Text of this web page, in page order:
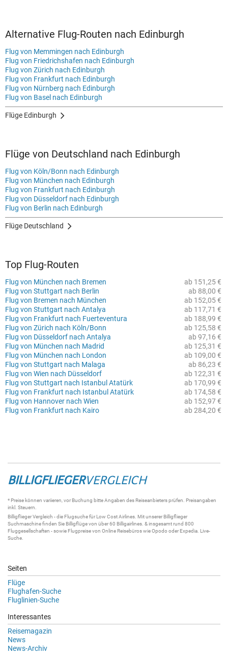
Alternative Flug-Routen nach Edinburgh
Flug von Memmingen nach Edinburgh
Flug von Friedrichshafen nach Edinburgh
Flug von Zürich nach Edinburgh
Flug von Frankfurt nach Edinburgh
Flug von Nürnberg nach Edinburgh
Flug von Basel nach Edinburgh
Flüge Edinburgh
Flüge von Deutschland nach Edinburgh
Flug von Köln/Bonn nach Edinburgh
Flug von München nach Edinburgh
Flug von Frankfurt nach Edinburgh
Flug von Düsseldorf nach Edinburgh
Flug von Berlin nach Edinburgh
Flüge Deutschland
Top Flug-Routen
ab 151,25 €
Flug von München nach Bremen
ab 88,00 €
Flug von Stuttgart nach Berlin
ab 152,05 €
Flug von Bremen nach München
ab 117,71 €
Flug von Stuttgart nach Antalya
ab 188,99 €
Flug von Frankfurt nach Fuerteventura
ab 125,58 €
Flug von Zürich nach Köln/Bonn
ab 97,16 €
Flug von Düsseldorf nach Antalya
ab 125,31 €
Flug von München nach Madrid
ab 109,00 €
Flug von München nach London
ab 86,23 €
Flug von Stuttgart nach Malaga
ab 122,31 €
Flug von Wien nach Düsseldorf
ab 170,99 €
Flug von Stuttgart nach Istanbul Atatürk
ab 174,58 €
Flug von Frankfurt nach Istanbul Atatürk
ab 152,97 €
Flug von Hannover nach Wien
ab 284,20 €
Flug von Frankfurt nach Kairo
BILLIGFLIEGERVERGLEICH
* Preise können variieren, vor Buchung bitte Angaben des Reiseanbieters prüfen. Preisangaben
inkl. Steuern.
BilligfliegerVergleich - die Flugsuchefür Low Cost Airlines. Mit unsererBilligflieger
Suchmaschinefinden Sie Billigflügevon über 60 Billigairlines . & insgesamt rund 800
Fluggesellschaften - sowie Flugpreise von Online Reisebüros wie Opodo oder Expedia. Live-
Suche
Seiten
Flüge
Flughafen-Suche
Fluglinien-Suche
Interessantes
Reisemagazin
News
News-Archiv